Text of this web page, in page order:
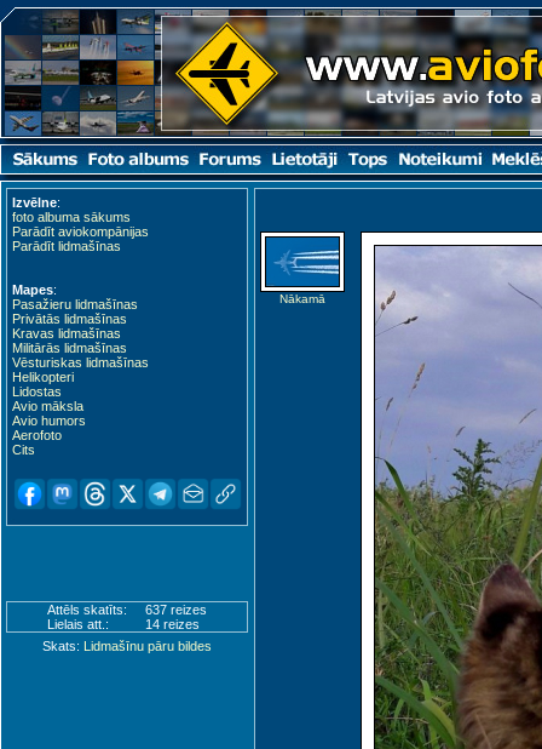
Izvēlne:
foto albuma sākums
Parādīt aviokompānijas
Parādīt lidmašīnas
Mapes:
Pasažieru lidmašīnas
Privātās lidmašīnas
Kravas lidmašīnas
Militārās lidmašīnas
Vēsturiskas lidmašīnas
Helikopteri
Lidostas
Avio māksla
Avio humors
Aerofoto
Cits
Attēls skatīts:
637 reizes
Lielais att.:
14 reizes
Skats: Lidmašīnu pāru bildes
Nākamā